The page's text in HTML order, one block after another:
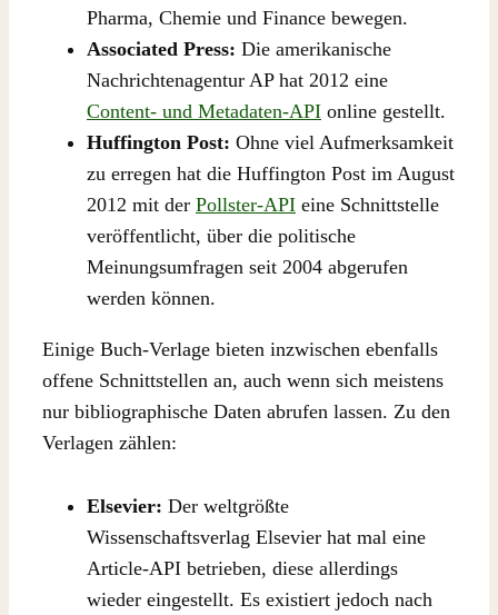
Pharma, Chemie und Finance bewegen.
Associated Press: Die amerikanische
Nachrichtenagentur AP hat 2012 eine
Content- und Metadaten-API online gestellt.
Huffington Post: Ohne viel Aufmerksamkeit
zu erregen hat die Huffington Post im August
2012 mit der Pollster-API eine Schnittstelle
veröffentlicht, über die politische
Meinungsumfragen seit 2004 abgerufen
werden können.
Einige Buch-Verlage bieten inzwischen ebenfalls
offene Schnittstellen an, auch wenn sich meistens
nur bibliographische Daten abrufen lassen. Zu den
Verlagen zählen:
Elsevier: Der weltgrößte
Wissenschaftsverlag Elsevier hat mal eine
Article-API betrieben, diese allerdings
wieder eingestellt. Es existiert jedoch nach